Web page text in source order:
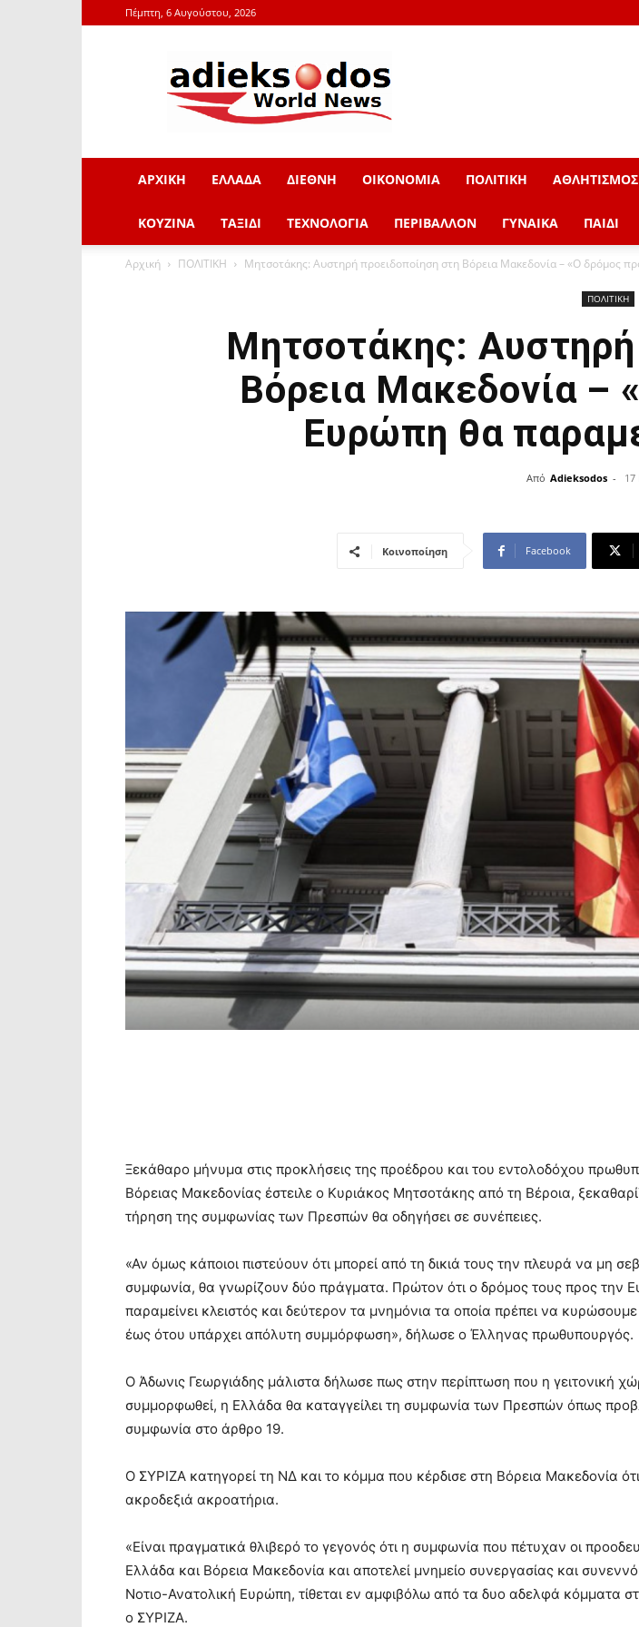
Πέμπτη, 6 Αυγούστου, 2026
adieksodos.gr
ΑΡΧΙΚΗ ΕΛΛΑΔΑ ΔΙΕΘΝΗ ΟΙΚΟΝΟΜΙΑ ΠΟΛΙΤΙΚΗ ΑΘΛΗΤΙΣΜΟΣ
ΚΟΥΖΙΝΑ ΤΑΞΙΔΙ ΤΕΧΝΟΛΟΓΙΑ ΠΕΡΙΒΑΛΛΟΝ ΓΥΝΑΙΚΑ ΠΑΙΔΙ
Αρχική ΠΟΛΙΤΙΚΗ Μητσοτάκης: Αυστηρή προειδοποίηση στη Βόρεια Μακεδονία – «Ο δρόμος
ΠΟΛΙΤΙΚΗ
Μητσοτάκης: Αυστηρή
Βόρεια Μακεδονία –
Ευρώπη θα
Από Adieksodos - 17
Κοινοποίηση Facebook
Ξεκάθαρο μήνυμα στις προκλήσεις της προέδρου και του εντολοδόχου
Βόρειας Μακεδονίας έστειλε ο Κυριάκος Μητσοτάκης από τη Βέροια,
τήρηση της συμφωνίας των Πρεσπών θα οδηγήσει σε συνέπειες.
«Αν όμως κάποιοι πιστεύουν ότι μπορεί από τη δικιά τους την πλευρά να μη
συμφωνία, θα γνωρίζουν δύο πράγματα. Πρώτον ότι ο δρόμος τους προς την
παραμείνει κλειστός και δεύτερον τα μνημόνια τα οποία πρέπει να
έως ότου υπάρχει απόλυτη συμμόρφωση», δήλωσε ο Έλληνας πρωθυπουργός.
Ο Άδωνις Γεωργιάδης μάλιστα δήλωσε πως στην περίπτωση που η γειτονική
συμμορφωθεί, η Ελλάδα θα καταγγείλει τη συμφωνία των Πρεσπών όπως
συμφωνία στο άρθρο 19.
Ο ΣΥΡΙΖΑ κατηγορεί τη ΝΔ και το κόμμα που κέρδισε στη Βόρεια Μακεδονία
ακροδεξιά ακροατήρια.
«Είναι πραγματικά θλιβερό το γεγονός ότι η συμφωνία που πέτυχαν οι
Ελλάδα και Βόρεια Μακεδονία και αποτελεί μνημείο συνεργασίας και
Νοτιο-Ανατολική Ευρώπη, τίθεται εν αμφιβόλω από τα δυο αδελφά κόμματα
ο ΣΥΡΙΖΑ.